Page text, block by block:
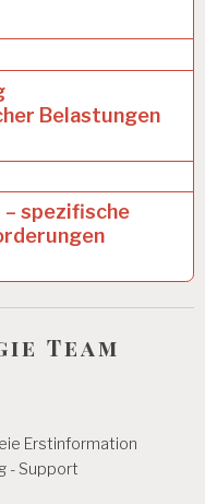
Belastungen
spezifische
Team
Erstinformation
- Support